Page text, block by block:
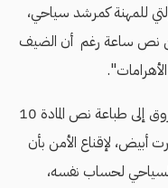
للمهنة كمرشد سياحي،
نص ساعة رغم أن الضيف
دفع ذلك الموقف وغيره من المضايقات، فاروق إلى طباعة نص المادة 10
أبيض، لإقناع الأمن بأن
لحساب نفسه،